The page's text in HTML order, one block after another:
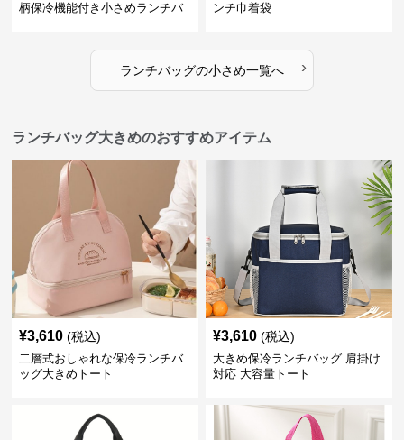
柄保冷機能付き小さめランチバ
ンチ巾着袋
ランチバッグの小さめ一覧へ ›
ランチバッグ大きめのおすすめアイテム
¥3,610 (税込)
二層式おしゃれな保冷ランチバ
ッグ大きめトート
¥3,610 (税込)
大きめ保冷ランチバッグ 肩掛け
対応 大容量トート